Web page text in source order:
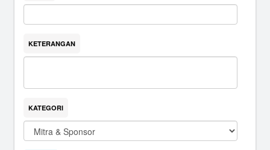
KETERANGAN
KATEGORI